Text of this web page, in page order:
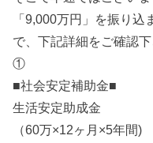
「9,000万円」を振り
で、下記詳細をご確認下
①
■社会安定補助金■
生活安定助成金
（60万×12ヶ月×5年間)